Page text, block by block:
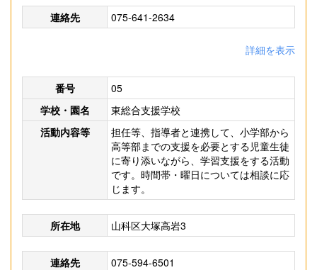
連絡先 075-641-2634
詳細を表示
番号
05
学校・園名
東総合支援学校
活動内容等
担任等、指導者と連携して、小学部から
高等部までの支援を必要とする児童生徒
に寄り添いながら、学習支援をする活動
です。時間帯・曜日については相談に応
じます。
所在地 山科区大塚高岩3
連絡先 075-594-6501